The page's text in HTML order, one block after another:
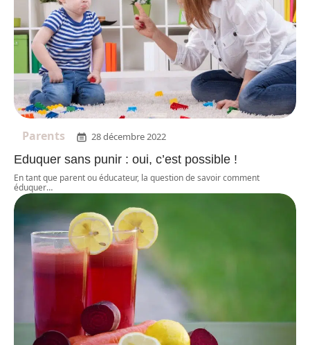
Parents 28 décembre 2022
Eduquer sans punir : oui, c’est possible !
En tant que parent ou éducateur, la question de savoir comment
éduquer…